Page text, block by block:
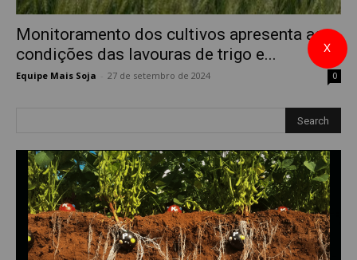
Monitoramento dos cultivos apresenta as
condições das lavouras de trigo e...
Equipe Mais Soja 27 de setembro de 2024 0
X